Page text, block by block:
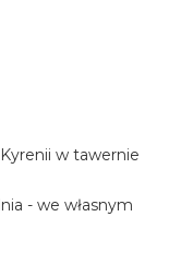
w tawernie
- we własnym